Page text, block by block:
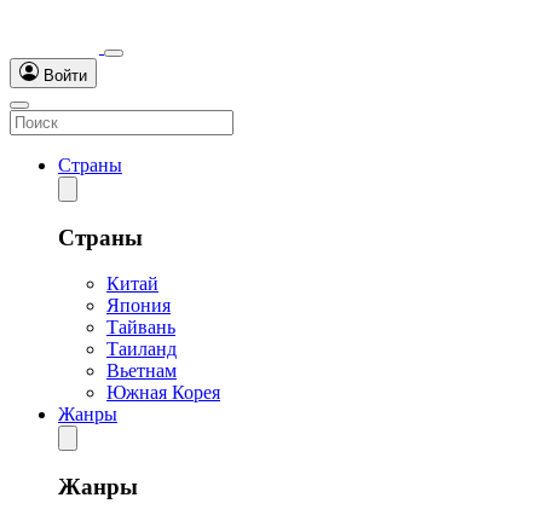
Войти
Страны
Страны
Китай
Япония
Тайвань
Таиланд
Вьетнам
Южная Корея
Жанры
Жанры